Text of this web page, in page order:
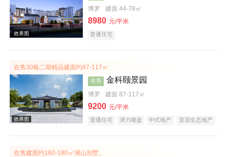
效果图
博罗 建面 44-78㎡
8980 元/平米
普通住宅
在售30栋二期精品建面约87-117㎡
在售 金科颐景园
博罗 建面 87-117㎡
9200 元/平米
普通住宅 潜力楼盘 中式地产
宜居生态地产
在售建面约160-190㎡湖山别墅。